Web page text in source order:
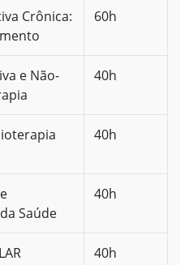
Crônica:
60h
e Não-
40h
40h
Saúde
40h
40h